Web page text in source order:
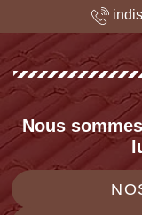
Nous